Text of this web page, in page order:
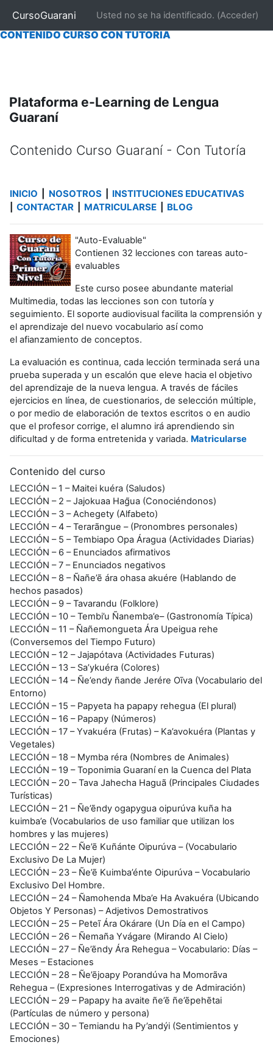
CONTENIDO CURSO "AUTO EVALUABLE"|
CONTENIDO CURSO CON TUTORÍA
CursoGuarani Usted no se ha identificado. (Acceder)
Plataforma e-Learning de Lengua
Guaraní
Contenido Curso Guaraní - Con Tutoría
INICIO NOSOTROS INSTITUCIONES EDUCATIVAS
CONTACTAR MATRICULARSE BLOG
"Auto-Evaluable"
Contienen 32 lecciones con tareas auto-
evaluables
Este curso posee abundante material
Multimedia, todas las lecciones son con tutoría y
seguimiento. El soporte audiovisual facilita la comprensión y
el aprendizaje del nuevo vocabulario así como
el afianzamiento de conceptos.
La evaluación es continua, cada lección terminada será una
prueba superada y un escalón que eleve hacia el objetivo
del aprendizaje de la nueva lengua. A través de fáciles
ejercicios en línea, de cuestionarios, de selección múltiple,
o por medio de elaboración de textos escritos o en audio
que el profesor corrige, el alumno irá aprendiendo sin
dificultad y de forma entretenida y variada. Matricularse
Contenido del curso
LECCIÓN – 1 – Maitei kuéra (Saludos)
LECCIÓN – 2 – Jajokuaa Hag̃ua (Conociéndonos)
LECCIÓN – 3 – Achegety (Alfabeto)
LECCIÓN – 4 – Terarãngue – (Pronombres personales)
LECCIÓN – 5 – Tembiapo Opa Áragua (Actividades Diarias)
LECCIÓN – 6 – Enunciados afirmativos
LECCIÓN – 7 – Enunciados negativos
LECCIÓN – 8 – Ñañe’ẽ ára ohasa akuére (Hablando de
hechos pasados)
LECCIÓN – 9 – Tavarandu (Folklore)
LECCIÓN – 10 – Tembi’u Ñanemba’e– (Gastronomía Típica)
LECCIÓN – 11 – Ñañemongueta Ára Upeigua rehe
(Conversemos del Tiempo Futuro)
LECCIÓN – 12 – Jajapótava (Actividades Futuras)
LECCIÓN – 13 – Sa’ykuéra (Colores)
LECCIÓN – 14 – Ñe’endy ñande Jerére Oĩva (Vocabulario del
Entorno)
LECCIÓN – 15 – Papyeta ha papapy rehegua (El plural)
LECCIÓN – 16 – Papapy (Números)
LECCIÓN – 17 – Yvakuéra (Frutas) – Ka’avokuéra (Plantas y
Vegetales)
LECCIÓN – 18 – Mymba réra (Nombres de Animales)
LECCIÓN – 19 – Toponimia Guaraní en la Cuenca del Plata
LECCIÓN – 20 – Tava Jahecha Haguã (Principales Ciudades
Turísticas)
LECCIÓN – 21 – Ñe’ẽndy ogapygua oipurúva kuña ha
kuimba’e (Vocabularios de uso familiar que utilizan los
hombres y las mujeres)
LECCIÓN – 22 – Ñe’ẽ Kuñánte Oipurúva – (Vocabulario
Exclusivo De La Mujer)
LECCIÓN – 23 – Ñe’ẽ Kuimba’énte Oipurúva – Vocabulario
Exclusivo Del Hombre.
LECCIÓN – 24 – Ñamohenda Mba’e Ha Avakuéra (Ubicando
Objetos Y Personas) – Adjetivos Demostrativos
LECCIÓN – 25 – Peteĩ Ára Okárare (Un Día en el Campo)
LECCIÓN – 26 – Ñemaña Yvágare (Mirando Al Cielo)
LECCIÓN – 27 – Ñe’ẽndy Ára Rehegua – Vocabulario: Días –
Meses – Estaciones
LECCIÓN – 28 – Ñe’ẽjoapy Porandúva ha Momorãva
Rehegua – (Expresiones Interrogativas y de Admiración)
LECCIÓN – 29 – Papapy ha avaite ñe’ẽ ñe’ẽpehẽtai
(Partículas de número y persona)
LECCIÓN – 30 – Temiandu ha Py’andýi (Sentimientos y
Emociones)